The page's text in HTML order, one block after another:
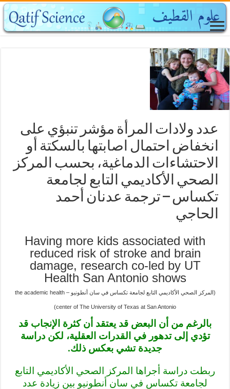
عدد ولادات المرأة مؤشر تنبؤي على
انخفاض احتمال اصابتها بالسكتة أو
الاحتشاءات الدماغية، بحسب المركز
الصحي الأكاديمي التابع لجامعة
تكساس – ترجمة عدنان أحمد
الحاجي
Having more kids associated with
reduced risk of stroke and brain
damage, research co-led by UT
Health San Antonio shows
(المركز الصحي الأكاديمي التابع لجامعة تكساس في سان أنطونيو – the academic health
center of The University of Texas at San Antonio)
بالرغم من أن البعض قد يعتقد أن كثرة الإنجاب قد
تؤدي إلى تدهور في القدرات العقلية، لكن دراسة
جديدة تشي بعكس ذلك.
ربطت دراسة أجراها المركز الصحي الأكاديمي التابع
لجامعة تكساس في سان أنطونيو بين زيادة عدد